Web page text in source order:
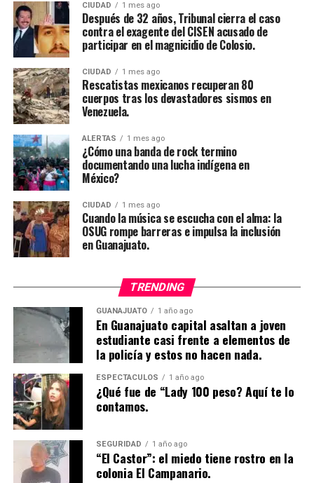
CIUDAD 1 mes ago
Después de 32 años, Tribunal cierra el caso
contra el exagente del CISEN acusado de
participar en el magnicidio de Colosio.
CIUDAD 1 mes ago
Rescatistas mexicanos recuperan 80
cuerpos tras los devastadores sismos en
Venezuela.
ALERTAS 1 mes ago
¿Cómo una banda de rock termino
documentando una lucha indígena en
México?
CIUDAD 1 mes ago
Cuando la música se escucha con el alma: la
OSUG rompe barreras e impulsa la inclusión
en Guanajuato.
TRENDING
GUANAJUATO 1 año ago
En Guanajuato capital asaltan a joven
estudiante casi frente a elementos de
la policía y estos no hacen nada.
ESPECTÁCULOS 1 año ago
¿Qué fue de “Lady 100 peso? Aquí te lo
contamos.
SEGURIDAD 1 año ago
“El Castor”: el miedo tiene rostro en la
colonia El Campanario.